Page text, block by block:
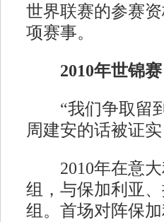
世界联赛的参赛
项赛事。
2010年世锦赛
“我们争取留到
周建安的话被证
2010年在意大
组，与保加利亚
组。首场对阵保